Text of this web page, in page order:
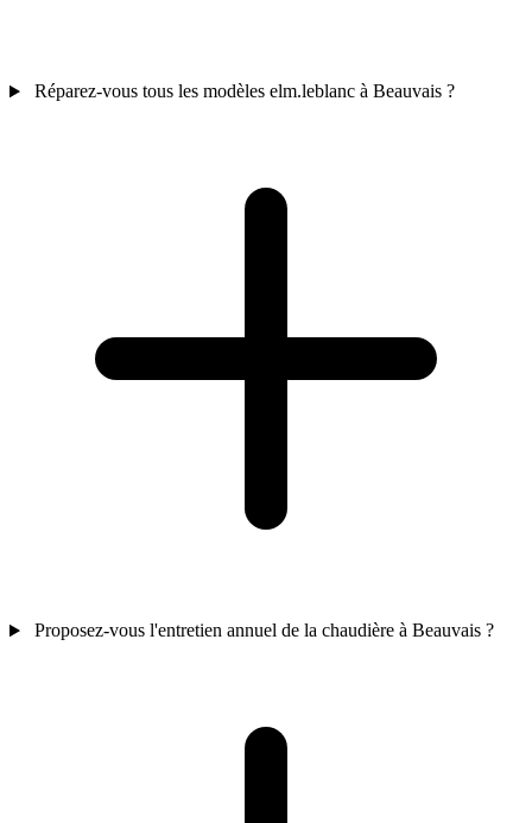
Réparez-vous tous les modèles elm.leblanc à Beauvais ?
Proposez-vous l'entretien annuel de la chaudière à Beauvais ?